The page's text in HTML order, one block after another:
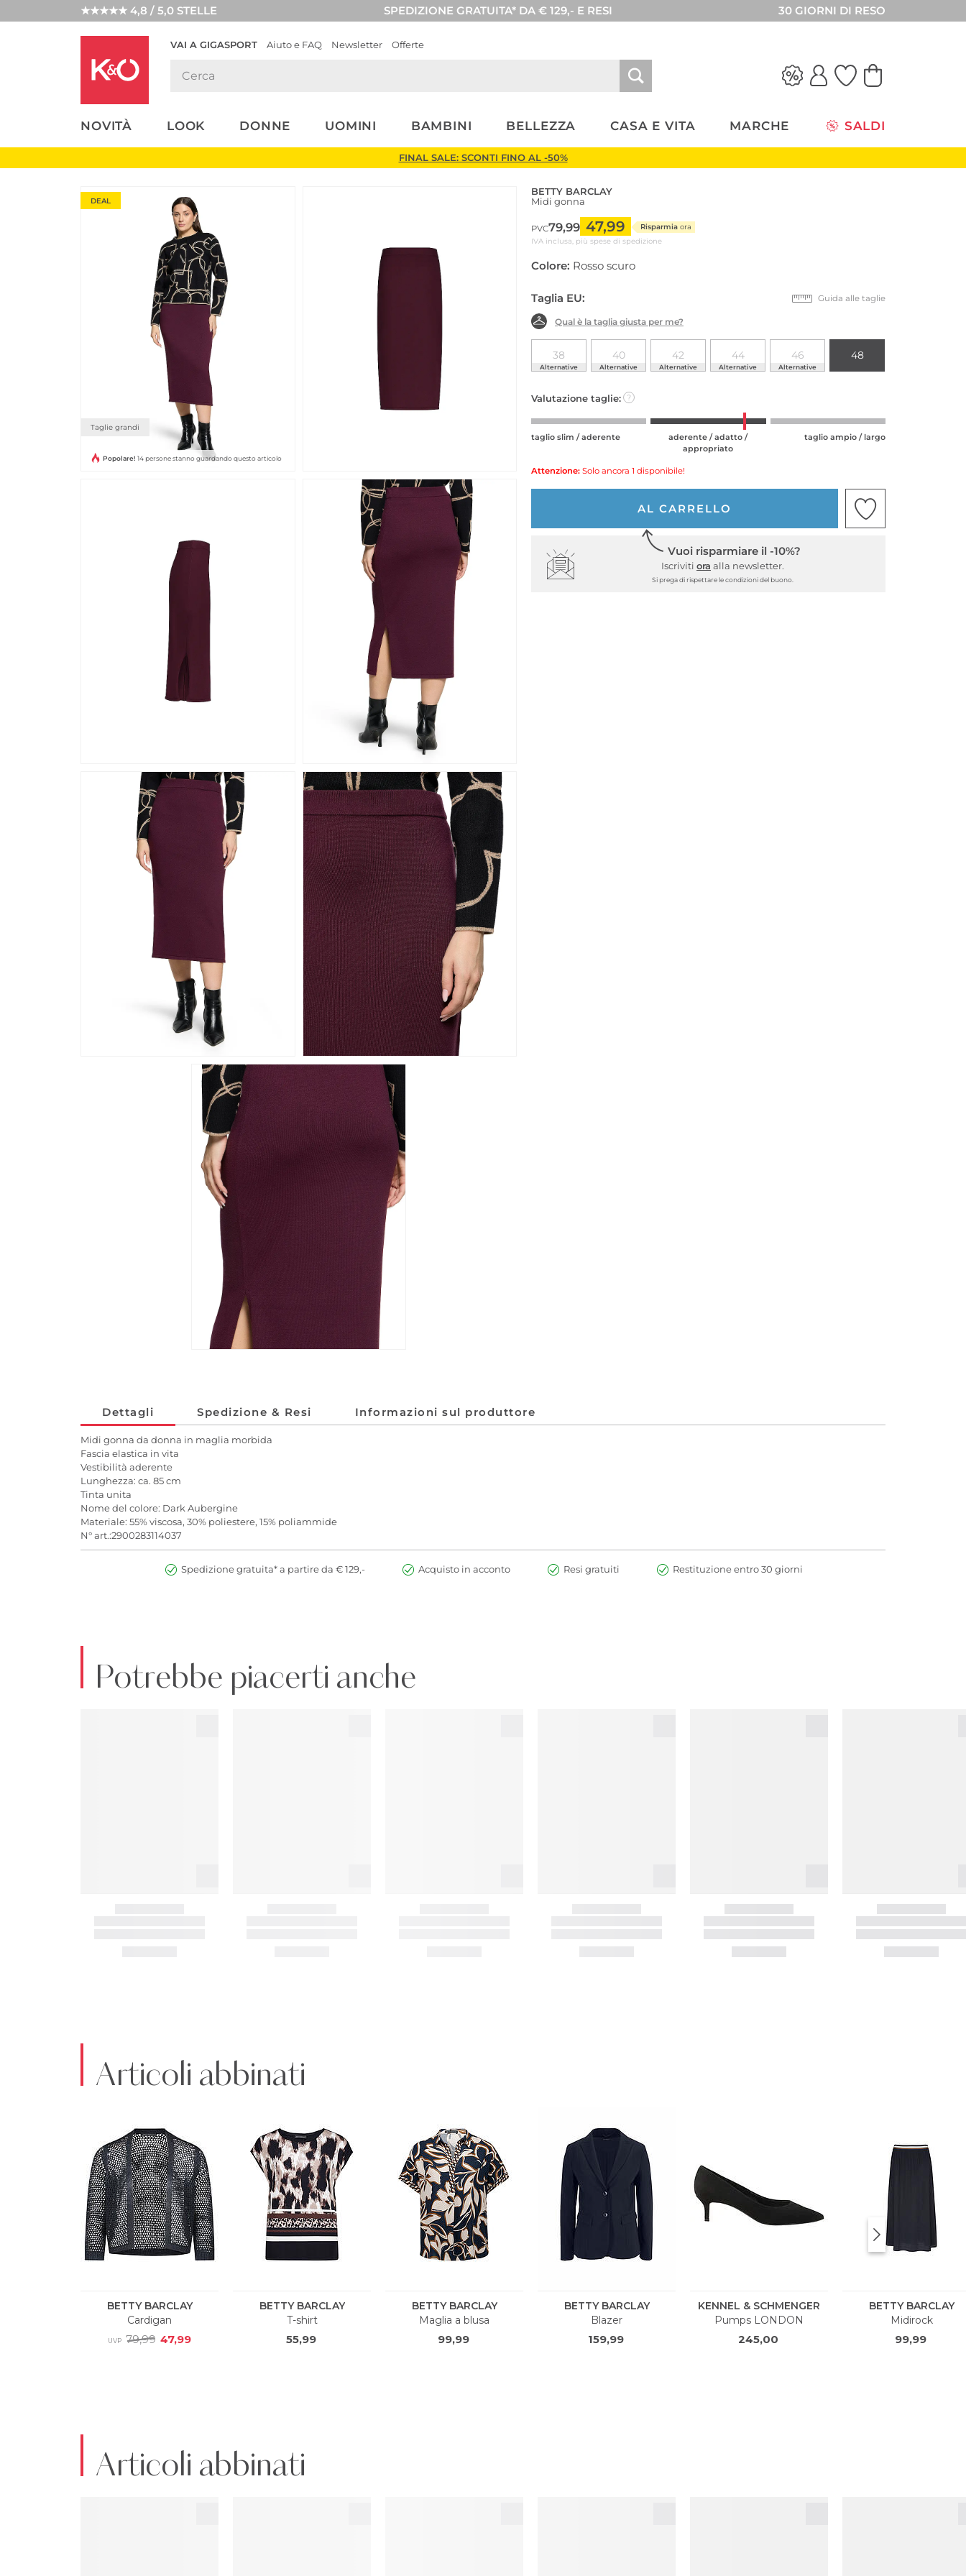
★★★★★ 4,8 / 5,0 STELLE SPEDIZIONE GRATUITA* DA € 129,- E RESI 30 GIORNI DI RESO
VAI A GIGASPORT Aiuto e FAQ Newsletter Offerte
NOVITÀ LOOK DONNE UOMINI BAMBINI BELLEZZA CASA E VITA MARCHE SALDI
LOOK
WEDDING
FINAL SALE: SCONTI FINO AL -50%
DEAL
Taglie grandi
Popolare! 14 persone stanno guardando questo articolo
BETTY BARCLAY
Midi gonna
PVC79,99 47,99 Risparmia ora
IVA inclusa, più spese di spedizione
Colore: Rosso scuro
Taglia EU: Guida alle taglie
Qual è la taglia giusta per me?
38
Alternative
40
Alternative
42
Alternative
44
Alternative
46
Alternative
48
Valutazione taglie: ?
taglio slim / aderente
aderente / adatto /
appropriato
taglio ampio / largo
Attenzione: Solo ancora 1 disponibile!
AL CARRELLO
Vuoi risparmiare il -10%?
Iscriviti ora alla newsletter.
Si prega di rispettare le condizioni del buono.
Dettagli Spedizione & Resi Informazioni sul produttore
Midi gonna da donna in maglia morbida
Fascia elastica in vita
Vestibilità aderente
Lunghezza: ca. 85 cm
Tinta unita
Nome del colore: Dark Aubergine
Materiale: 55% viscosa, 30% poliestere, 15% poliammide
N° art.:2900283114037
Spedizione gratuita* a partire da € 129,- Acquisto in acconto Resi gratuiti Restituzione entro 30 giorni
Potrebbe piacerti anche
Articoli abbinati
Articoli abbinati